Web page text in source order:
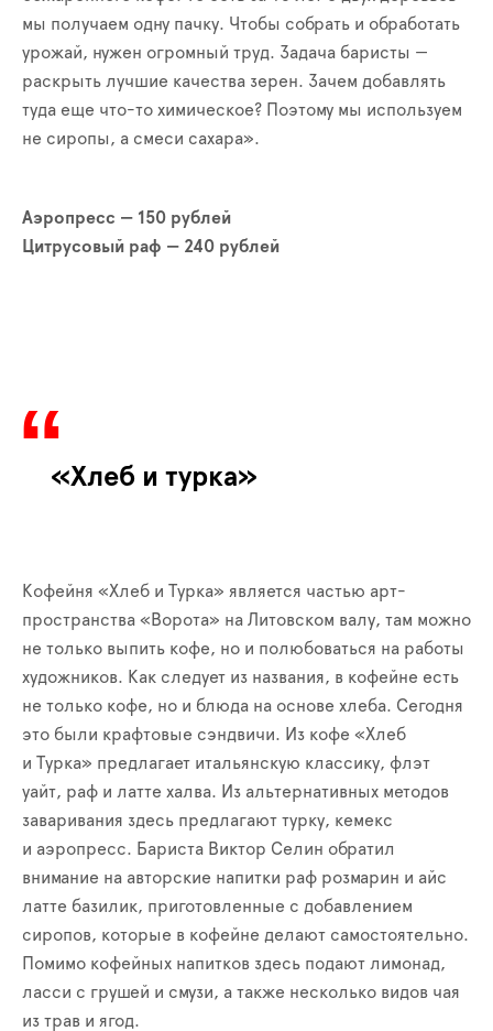
мы получаем одну пачку. Чтобы собрать и обработать
урожай, нужен огромный труд. Задача баристы —
раскрыть лучшие качества зерен. Зачем добавлять
туда еще что-то химическое? Поэтому мы используем
не сиропы, а смеси сахара».
Аэропресс — 150 рублей
Цитрусовый раф — 240 рублей
«Хлеб и турка»
Кофейня «Хлеб и Турка» является частью арт-
пространства «Ворота» на Литовском валу, там можно
не только выпить кофе, но и полюбоваться на работы
художников. Как следует из названия, в кофейне есть
не только кофе, но и блюда на основе хлеба. Сегодня
это были крафтовые сэндвичи. Из кофе «Хлеб
и Турка» предлагает итальянскую классику, флэт
уайт, раф и латте халва. Из альтернативных методов
заваривания здесь предлагают турку, кемекс
и аэропресс. Бариста Виктор Селин обратил
внимание на авторские напитки раф розмарин и айс
латте базилик, приготовленные с добавлением
сиропов, которые в кофейне делают самостоятельно.
Помимо кофейных напитков здесь подают лимонад,
ласси с грушей и смузи, а также несколько видов чая
из трав и ягод.